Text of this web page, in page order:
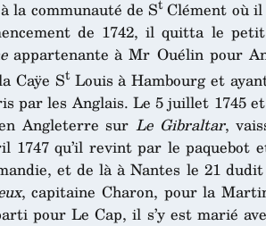
la communauté de StClément où il
de 1742, il quitta le
appartenante à Mr Ouélin pour
Caÿe StLouis à Hambourg et
par les Anglais. Le 5 juillet 1745
Angleterre sur Le Gibraltar,
1747 qu’il revint par le
et de là à Nantes le 21
, capitaine Charon, pour la
pour Le Cap, il s’y est marié